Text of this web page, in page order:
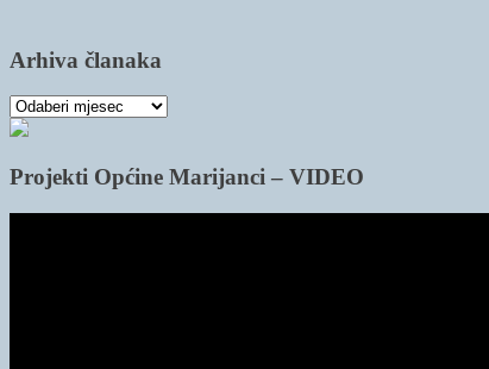
Arhiva članaka
Arhiva
članaka
Projekti Općine Marijanci – VIDEO